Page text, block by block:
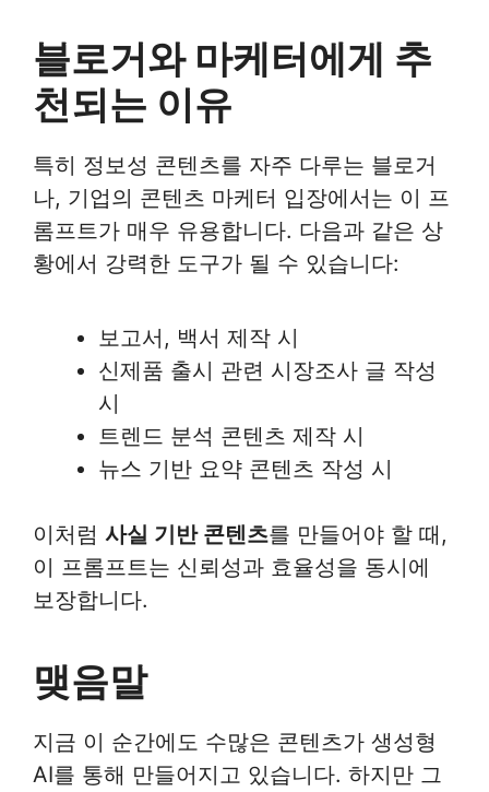
블로거와 마케터에게 추
천되는 이유
특히 정보성 콘텐츠를 자주 다루는 블로거
나, 기업의 콘텐츠 마케터 입장에서는 이 프
롬프트가 매우 유용합니다. 다음과 같은 상
황에서 강력한 도구가 될 수 있습니다:
보고서, 백서 제작 시
신제품 출시 관련 시장조사 글 작성
시
트렌드 분석 콘텐츠 제작 시
뉴스 기반 요약 콘텐츠 작성 시
이처럼 사실 기반 콘텐츠를 만들어야 할 때,
이 프롬프트는 신뢰성과 효율성을 동시에
보장합니다.
맺음말
지금 이 순간에도 수많은 콘텐츠가 생성형
AI를 통해 만들어지고 있습니다. 하지만 그